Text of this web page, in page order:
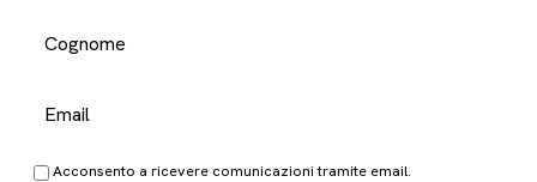
Acconsento a ricevere comunicazioni tramite email.